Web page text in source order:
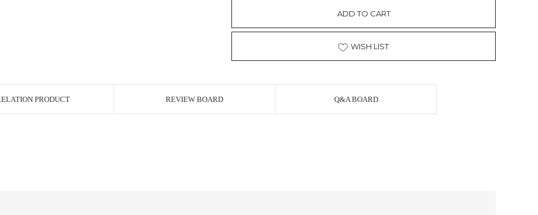
ADD TO CART
WISH LIST
PRODUCT REVIEW BOARD Q&A BOARD